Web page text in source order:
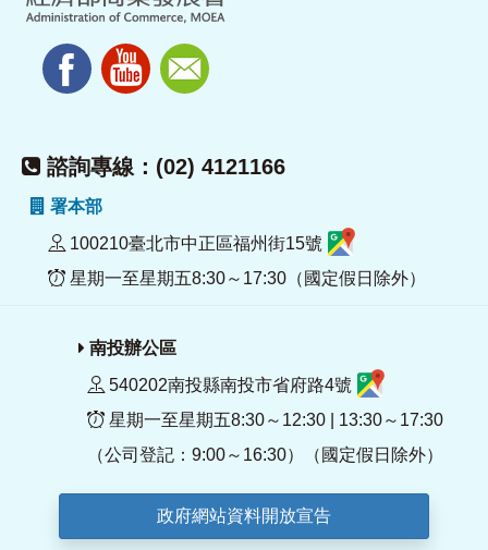
諮詢專線：(02) 4121166
署本部
100210臺北市中正區福州街15號
星期一至星期五8:30～17:30（國定假日除外）
南投辦公區
540202南投縣南投市省府路4號
星期一至星期五8:30～12:30 | 13:30～17:30
（公司登記：9:00～16:30）（國定假日除外）
政府網站資料開放宣告